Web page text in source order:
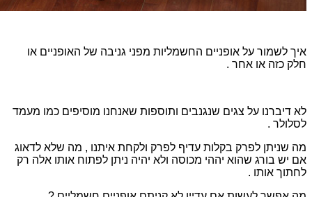
איך לשמור על אופניים החשמליות מפני גניבה של האופניים או
חלק כזה או אחר .
לא דיברנו על צגים שנגנבים ותוספות שאנחנו מוסיפים כמו מעמד
לסלולר .
מה שניתן לפרק בקלות עדיף לפרק ולקחת איתנו , מה שלא לדאוג
אם יש בורג שהוא יההי מכוסה ולא יהיה ניתן לפתוח אותו אלה רק
לחתוך אותו .